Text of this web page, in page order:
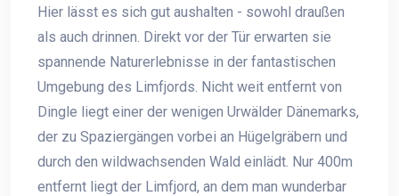
Hier lässt es sich gut aushalten - sowohl draußen
als auch drinnen. Direkt vor der Tür erwarten sie
spannende Naturerlebnisse in der fantastischen
Umgebung des Limfjords. Nicht weit entfernt von
Dingle liegt einer der wenigen Urwälder Dänemarks,
der zu Spaziergängen vorbei an Hügelgräbern und
durch den wildwachsenden Wald einlädt. Nur 400m
entfernt liegt der Limfjord, an dem man wunderbar